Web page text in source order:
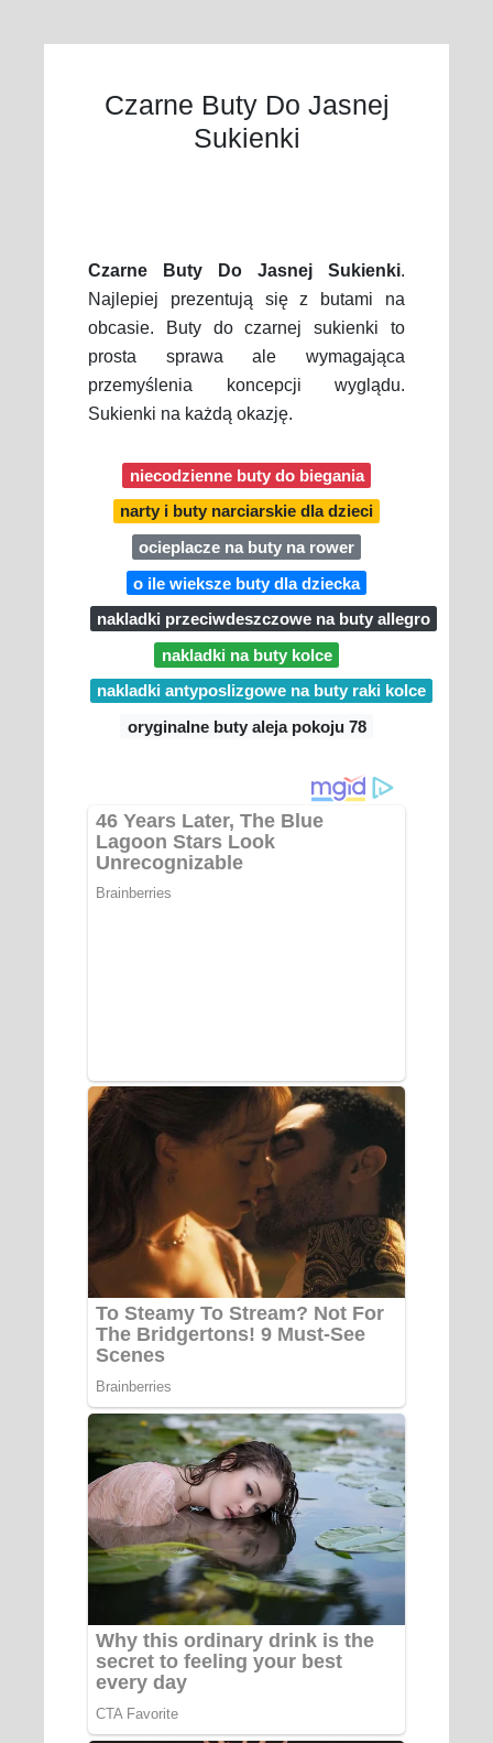
Czarne Buty Do Jasnej
Sukienki
Czarne Buty Do Jasnej Sukienki.
Najlepiej prezentują się z butami na
obcasie. Buty do czarnej sukienki to
prosta sprawa ale wymagająca
przemyślenia koncepcji wyglądu.
Sukienki na każdą okazję.
niecodzienne buty do biegania
narty i buty narciarskie dla dzieci
ocieplacze na buty na rower
o ile wieksze buty dla dziecka
nakladki przeciwdeszczowe na buty allegro
nakladki na buty kolce
nakladki antyposlizgowe na buty raki kolce
oryginalne buty aleja pokoju 78